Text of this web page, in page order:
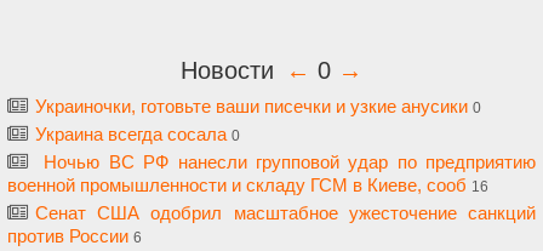
Новости ← 0 →
Украиночки, готовьте ваши писечки и узкие анусики 0
Украина всегда сосала 0
Ночью ВС РФ нанесли групповой удар по предприятию
военной промышленности и складу ГСМ в Киеве, сооб 16
Сенат США одобрил масштабное ужесточение санкций
против России 6